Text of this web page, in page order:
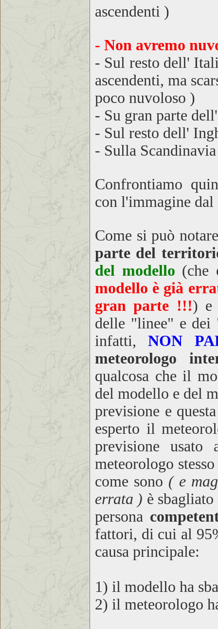
ascendenti )
- Non avremo
- Sul resto dell'
ascendenti, ma
poco nuvoloso )
- Su gran parte
- Sul resto dell'
- Sulla
Confrontiamo
con l'immagine
Come si può
parte del
del modello (che
modello è già
gran parte !!!) e
delle "linee" e dei
infatti,NON
meteorologo
qualcosa che il
del modello e del
previsione e
esperto il
previsione
meteorologo
come sono ( e
errata ) è
persona
fattori, di cui al
causa principale:
1) il modello ha
2) il meteorologo